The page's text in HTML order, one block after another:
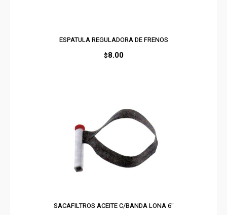
ESPATULA REGULADORA DE FRENOS
$8.00
SACAFILTROS ACEITE C/BANDA LONA 6″